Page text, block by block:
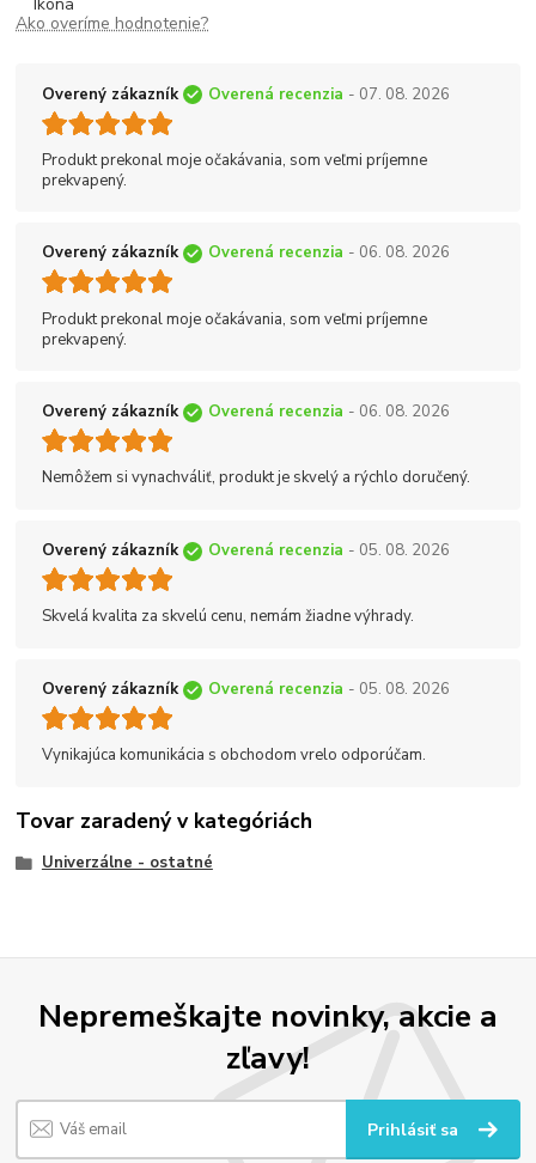
Ako overíme hodnotenie?
Overený zákazník Overená recenzia - 07. 08. 2026
Produkt prekonal moje očakávania, som veľmi príjemne
prekvapený.
Overený zákazník Overená recenzia - 06. 08. 2026
Produkt prekonal moje očakávania, som veľmi príjemne
prekvapený.
Overený zákazník Overená recenzia - 06. 08. 2026
Nemôžem si vynachváliť, produkt je skvelý a rýchlo doručený.
Overený zákazník Overená recenzia - 05. 08. 2026
Skvelá kvalita za skvelú cenu, nemám žiadne výhrady.
Overený zákazník Overená recenzia - 05. 08. 2026
Vynikajúca komunikácia s obchodom vrelo odporúčam.
Tovar zaradený v kategóriách
Univerzálne - ostatné
Nepremeškajte novinky, akcie a
zľavy!
Prihlásiť sa